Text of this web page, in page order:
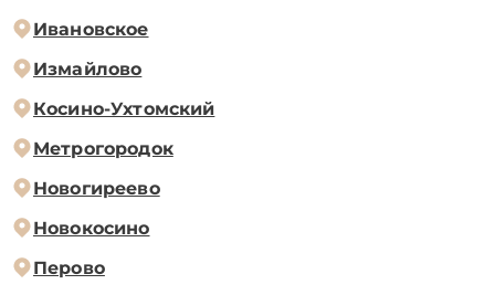
Ивановское
Измайлово
Косино-Ухтомский
Метрогородок
Новогиреево
Новокосино
Перово